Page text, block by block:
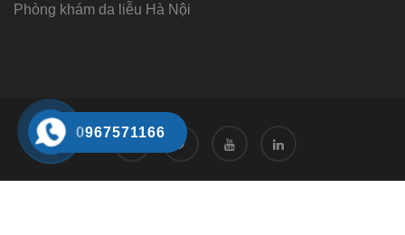
Phòng khám da liễu Hà Nội
0967571166